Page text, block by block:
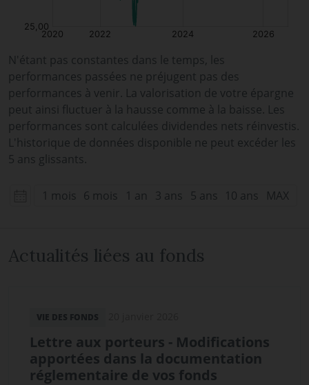
N'étant pas constantes dans le temps, les
performances passées ne préjugent pas des
performances à venir. La valorisation de votre épargne
peut ainsi fluctuer à la hausse comme à la baisse. Les
performances sont calculées dividendes nets réinvestis.
L'historique de données disponible ne peut excéder les
5 ans glissants.
1 mois 6 mois 1 an 3 ans 5 ans 10 ans MAX
Actualités liées au fonds
VIE DES FONDS
Lettre aux porteurs - Modifications
apportées dans la documentation
réglementaire de vos fonds